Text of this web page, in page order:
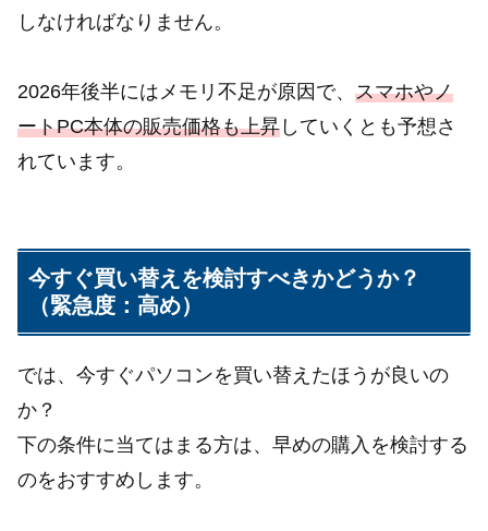
しなければなりません。
2026年後半にはメモリ不足が原因で、 スマホやノ
ートPC本体の販売価格も上昇 していくとも予想さ
れています。
今すぐ買い替えを検討すべきかどうか？
（緊急度：高め）
では、今すぐパソコンを買い替えたほうが良いの
か？
下の条件に当てはまる方は、早めの購入を検討する
のをおすすめします。